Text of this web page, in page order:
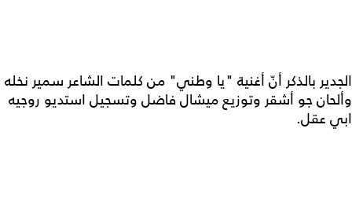
الجدير بالذكر أنّ أغنية "يا وطني" من كلمات الشاعر سمير نخله
وألحان جو أشقر وتوزيع ميشال فاضل وتسجيل استديو روجيه
ابي عقل.